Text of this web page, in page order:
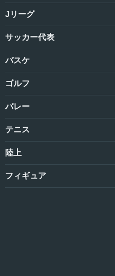
Jリーグ
サッカー代表
バスケ
ゴルフ
バレー
テニス
陸上
フィギュア